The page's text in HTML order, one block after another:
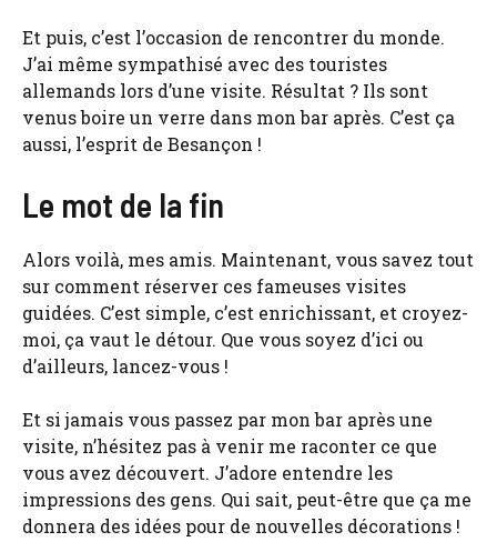
Et puis, c’est l’occasion de rencontrer du monde.
J’ai même sympathisé avec des touristes
allemands lors d’une visite. Résultat ? Ils sont
venus boire un verre dans mon bar après. C’est ça
aussi, l’esprit de Besançon !
Le mot de la fin
Alors voilà, mes amis. Maintenant, vous savez tout
sur comment réserver ces fameuses visites
guidées. C’est simple, c’est enrichissant, et croyez-
moi, ça vaut le détour. Que vous soyez d’ici ou
d’ailleurs, lancez-vous !
Et si jamais vous passez par mon bar après une
visite, n’hésitez pas à venir me raconter ce que
vous avez découvert. J’adore entendre les
impressions des gens. Qui sait, peut-être que ça me
donnera des idées pour de nouvelles décorations !